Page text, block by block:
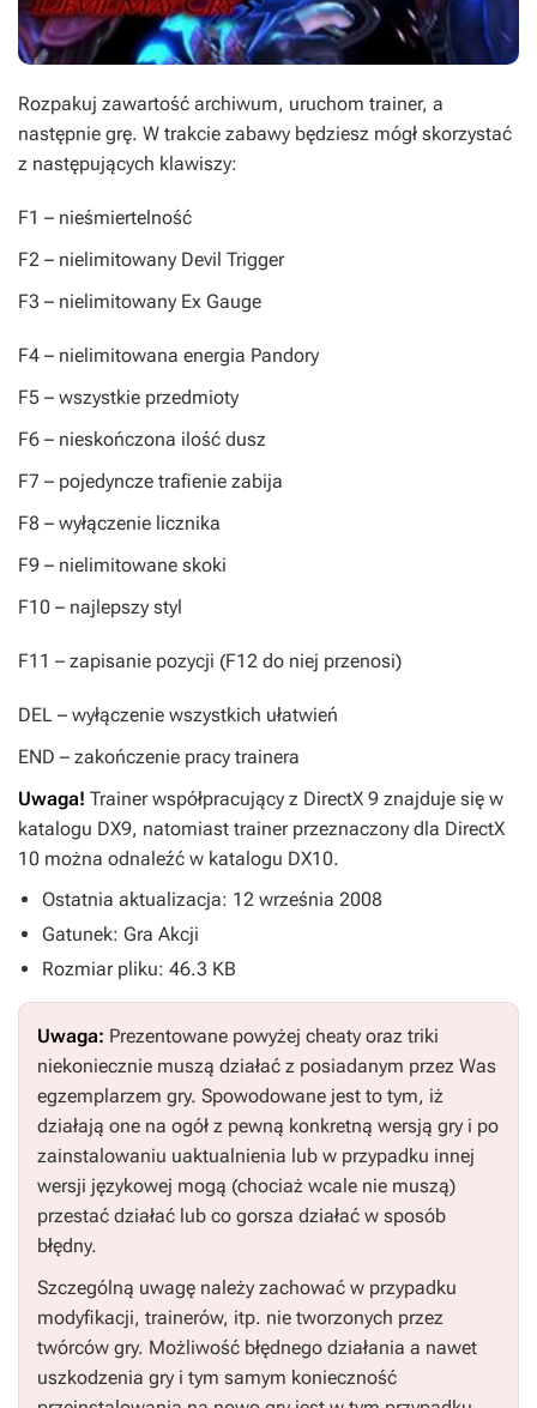
Rozpakuj zawartość archiwum, uruchom trainer, a
następnie grę. W trakcie zabawy będziesz mógł skorzystać
z następujących klawiszy:
F1 – nieśmiertelność
F2 – nielimitowany Devil Trigger
F3 – nielimitowany Ex Gauge
F4 – nielimitowana energia Pandory
F5 – wszystkie przedmioty
F6 – nieskończona ilość dusz
F7 – pojedyncze trafienie zabija
F8 – wyłączenie licznika
F9 – nielimitowane skoki
F10 – najlepszy styl
F11 – zapisanie pozycji (F12 do niej przenosi)
DEL – wyłączenie wszystkich ułatwień
END – zakończenie pracy trainera
Uwaga! Trainer współpracujący z DirectX 9 znajduje się w
katalogu DX9, natomiast trainer przeznaczony dla DirectX
10 można odnaleźć w katalogu DX10.
Ostatnia aktualizacja: 12 września 2008
Gatunek: Gra Akcji
Rozmiar pliku: 46.3 KB
Uwaga: Prezentowane powyżej cheaty oraz triki
niekoniecznie muszą działać z posiadanym przez Was
egzemplarzem gry. Spowodowane jest to tym, iż
działają one na ogół z pewną konkretną wersją gry i po
zainstalowaniu uaktualnienia lub w przypadku innej
wersji językowej mogą (chociaż wcale nie muszą)
przestać działać lub co gorsza działać w sposób
błędny.
Szczególną uwagę należy zachować w przypadku
modyfikacji, trainerów, itp. nie tworzonych przez
twórców gry. Możliwość błędnego działania a nawet
uszkodzenia gry i tym samym konieczność